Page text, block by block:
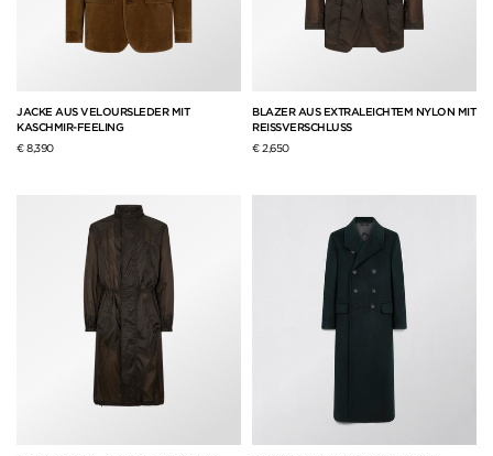
JACKE AUS VELOURSLEDER MIT
KASCHMIR-FEELING
€ 8,390
BLAZER AUS EXTRALEICHTEM NYLON MIT
REISSVERSCHLUSS
€ 2,650